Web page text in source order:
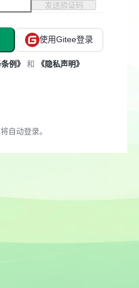
发送验证码
使用Gitee登录
例》 和 《隐私声明》
自动登录。